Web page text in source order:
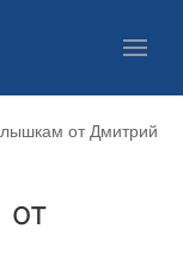
от Дмитрий